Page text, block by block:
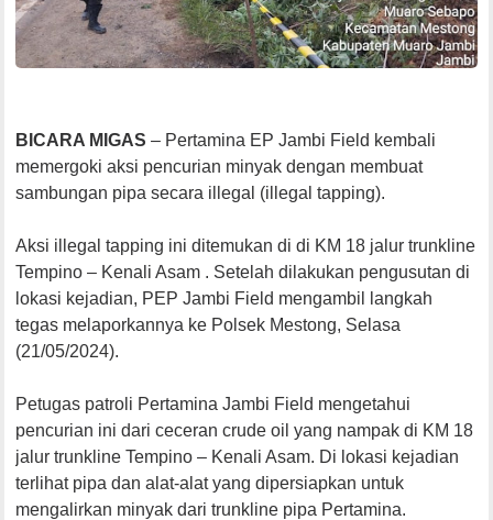
BICARA MIGAS– Pertamina EP Jambi Field kembali
memergoki aksi pencurian minyak dengan membuat
sambungan pipa secara illegal (illegal tapping).
Aksi illegal tapping ini ditemukan di di KM 18 jalur trunkline
Tempino – Kenali Asam . Setelah dilakukan pengusutan di
lokasi kejadian, PEP Jambi Field mengambil langkah
tegas melaporkannya ke Polsek Mestong, Selasa
(21/05/2024).
Petugas patroli Pertamina Jambi Field mengetahui
pencurian ini dari ceceran crude oil yang nampak di KM 18
jalur trunkline Tempino – Kenali Asam. Di lokasi kejadian
terlihat pipa dan alat-alat yang dipersiapkan untuk
mengalirkan minyak dari trunkline pipa Pertamina.